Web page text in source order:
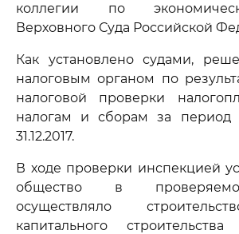
коллегии по
Верховного Суда Российской
Как установлено судами,
налоговым органом по
налоговой проверки
налогам и сборам за период
31.12.2017.
В ходе проверки инспекцией
общество в
осуществляло
капитального строительства